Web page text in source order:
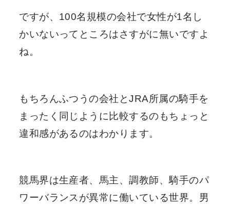
ですが、100名規模の会社で女性が1名し
かいないってところはさすがに無いですよ
ね。
もちろんふつうの会社とJRA所属の騎手を
まったく同じように比較するのもちょっと
違和感があるのはわかります。
競馬界は生産者、馬主、調教師、騎手のパ
ワーバランスが異常に働いている世界。男